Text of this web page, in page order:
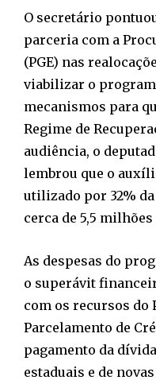
O secretário
parceria com a
(PGE) nas
viabilizar o
mecanismos para
Regime de
audiência, o
lembrou que o
utilizado por 32%
cerca de 5,5 milhões
As despesas do
o superávit
com os recursos do
Parcelamento de
pagamento da
estaduais e de